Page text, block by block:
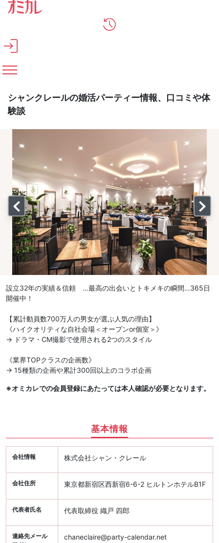
メインコンテンツへスキップ
シャンクレールの婚活パーティー情報、口コミや体
験談
設立32年の実績＆信頼 …最高の出会いとトキメキの瞬間…365日
開催中！
【累計動員数700万人の男女が選ぶ人気の理由】
《ハイクオリティな自社会場＜オープンor個室＞》
→ ドラマ・CM撮影で使用される2つのスタイル
《業界TOPクラスの企画数》
→ 15種類の企画や累計300回以上のコラボ企画
※オミカレでの会員登録にあたっては本人確認が必要となります。
基本情報
会社情報 株式会社シャン・クレール
会社住所 東京都新宿区西新宿6-6-2 ヒルトンホテルB1F
代表者氏名 代表取締役 織戸 四郎
連絡先メール
chaneclaire@party-calendar.net